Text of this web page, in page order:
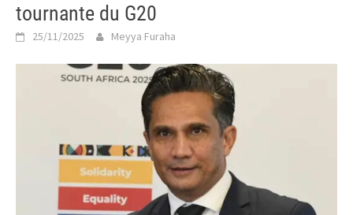
tournante du G20
25/11/2025 Meyya Furaha